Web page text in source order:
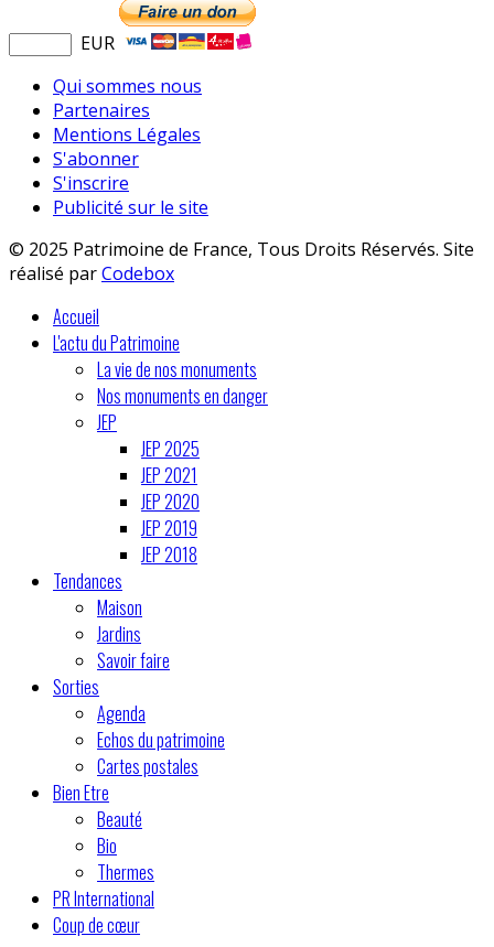
EUR
Qui sommes nous
Partenaires
Mentions Légales
S'abonner
S'inscrire
Publicité sur le site
© 2025 Patrimoine de France, Tous Droits Réservés. Site
réalisé parCodebox
Accueil
L'actu du Patrimoine
La vie de nos monuments
Nos monuments en danger
JEP
JEP 2025
JEP 2021
JEP 2020
JEP 2019
JEP 2018
Tendances
Maison
Jardins
Savoir faire
Sorties
Agenda
Echos du patrimoine
Cartes postales
Bien Etre
Beauté
Bio
Thermes
PR International
Coup de cœur